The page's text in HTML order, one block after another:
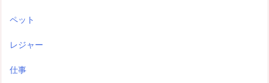
ペット
レジャー
仕事